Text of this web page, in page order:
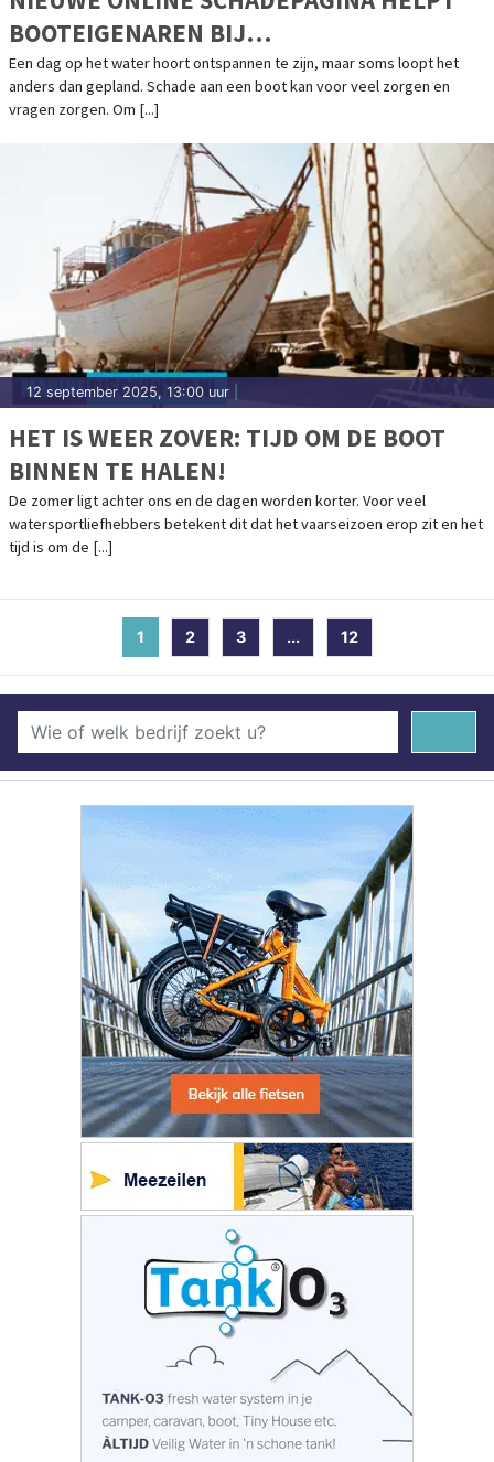
BOOTEIGENAREN BIJ
SCHADEAFHANDELING
Een dag op het water hoort ontspannen te zijn, maar soms loopt het
anders dan gepland. Schade aan een boot kan voor veel zorgen en
vragen zorgen. Om [...]
12 september 2025, 13:00 uur
HET IS WEER ZOVER: TIJD OM DE BOOT
BINNEN TE HALEN!
De zomer ligt achter ons en de dagen worden korter. Voor veel
watersportliefhebbers betekent dit dat het vaarseizoen erop zit en het
tijd is om de [...]
1 (current)
2 3 ... 12